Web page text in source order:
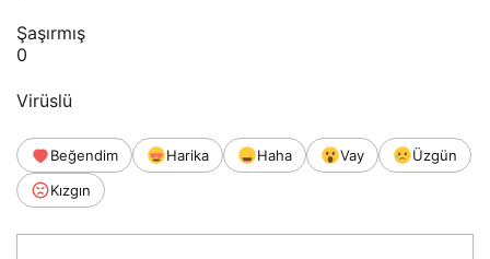
Şaşırmış
0
Virüslü
Beğendim Harika Haha Vay
Üzgün
Kızgın